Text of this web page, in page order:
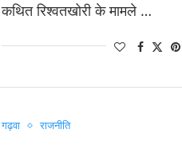
कथित रिश्वतखोरी के मामले …
गढ़वा राजनीति